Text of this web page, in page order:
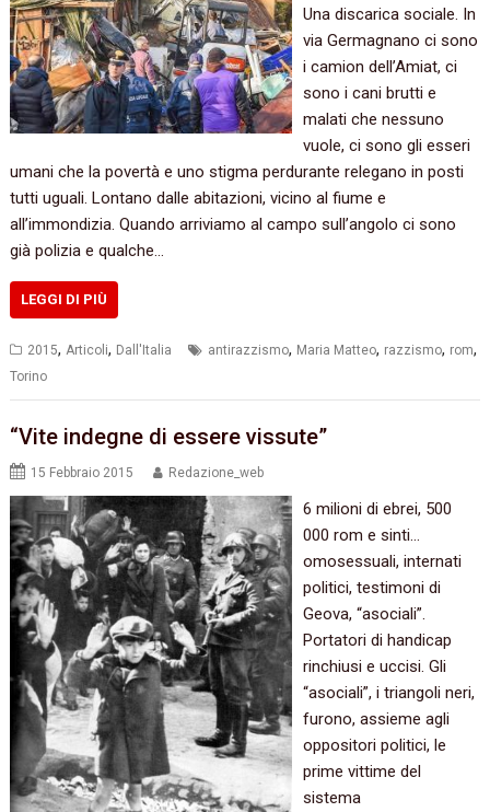
‬Una discarica sociale.‭ ‬In
via Germagnano ci sono
i camion dell’Amiat,‭ ‬ci
sono i cani brutti e
malati che nessuno
vuole,‭ ‬ci sono gli esseri
umani che la povertà e uno stigma perdurante relegano in posti
tutti uguali.‭ ‬Lontano dalle abitazioni,‭ ‬vicino al fiume e
all’immondizia.‭ ‬Quando arriviamo al campo sull’angolo ci sono
già polizia e qualche…
LEGGI DI PIÙ
2015,Articoli, Dall'Italia antirazzismo, Maria Matteo, razzismo, rom,
Torino
“Vite indegne di essere vissute”
15 Febbraio 2015 Redazione_web
6 milioni di ebrei, 500
000 rom e sinti…
omosessuali, internati
politici, testimoni di
Geova, “asociali”.
Portatori di handicap
rinchiusi e uccisi. Gli
“asociali”, i triangoli neri,
furono, assieme agli
oppositori politici, le
prime vittime del
sistema